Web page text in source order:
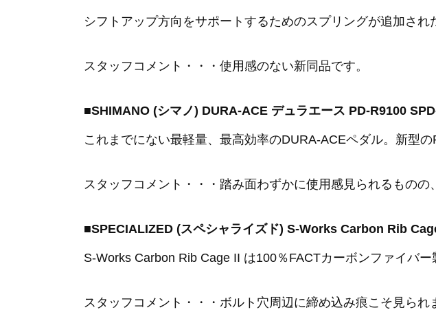
シフトアップ方向をサポートするためのスプリングが追加さ
スタッフコメント・・・使用感のない新同品です。
■SHIMANO (シマノ) DURA-ACE デュラエース PD-R9100
これまでにない最軽量、最高効率のDURA-ACEペダル。新型
スタッフコメント・・・踏み面わずかに使用感見られるものの
■SPECIALIZED (スペシャライズド) S-Works Carbon Rib
S-Works Carbon Rib Cage II は100％FACTカーボンファイバ
スタッフコメント・・・ボルト穴周辺に締め込み痕こそ見られ